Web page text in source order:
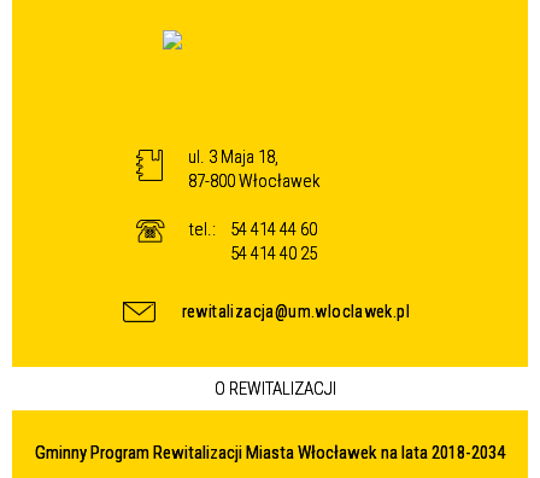
ul. 3 Maja 18,
87-800 Włocławek
tel.:
54 414 44 60
54 414 40 25
rewitalizacja@um.wloclawek.pl
O REWITALIZACJI
Gminny Program Rewitalizacji Miasta Włocławek na lata 2018-2034